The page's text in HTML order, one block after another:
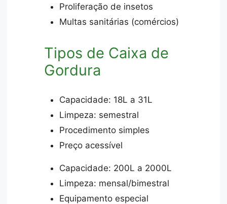
Proliferação de insetos
Multas sanitárias (comércios)
Tipos de Caixa de
Gordura
Capacidade: 18L a 31L
Limpeza: semestral
Procedimento simples
Preço acessível
Capacidade: 200L a 2000L
Limpeza: mensal/bimestral
Equipamento especial